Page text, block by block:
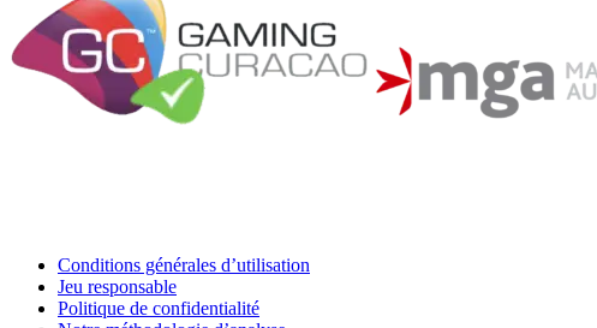
Conditions générales d’utilisation
Jeu responsable
Politique de confidentialité